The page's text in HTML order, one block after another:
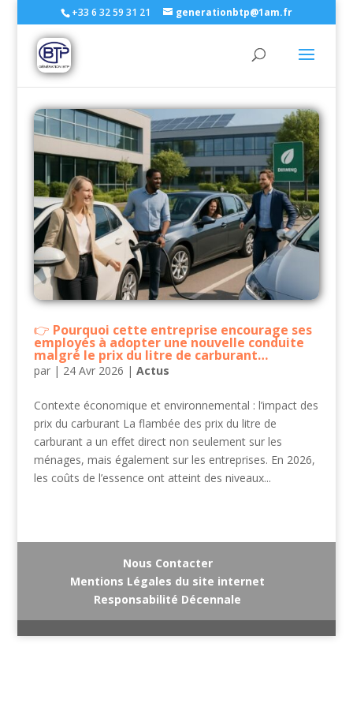
+33 6 32 59 31 21 generationbtp@1am.fr
Pourquoi cette entreprise encourage ses
employés à adopter une nouvelle conduite
malgré le prix du litre de carburant…
par | 24 Avr 2026 | Actus
Contexte économique et environnemental : l’impact des
prix du carburant La flambée des prix du litre de
carburant a un effet direct non seulement sur les
ménages, mais également sur les entreprises. En 2026,
les coûts de l’essence ont atteint des niveaux...
Nous Contacter
Mentions Légales du site internet
Responsabilité Décennale